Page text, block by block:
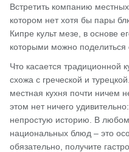
Встретить компанию
котором нет хотя бы пары
Кипре культ мезе, в основе
которыми можно поделиться
Что касается традиционной
схожа с греческой и
местная кухня почти ничем
этом нет ничего
непростую историю. В
национальных блюд – это
обязательно, получите